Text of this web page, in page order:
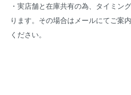
・実店舗と在庫共有の為、タイミン
ります。その場合はメールにてご案
ください。